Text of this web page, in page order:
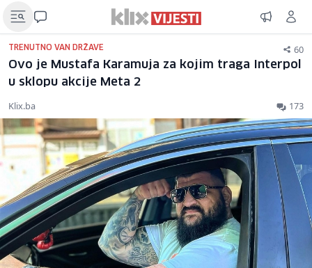
TRENUTNO VAN DRŽAVE 60
Ovo je Mustafa Karamuja za kojim traga Interpol
u sklopu akcije Meta 2
Klix.ba 173